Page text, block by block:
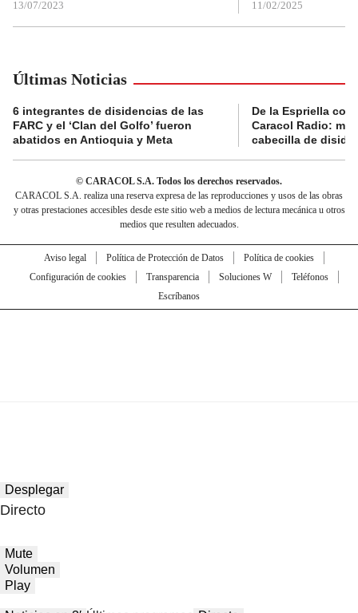
13/07/2023 11/02/2025
Últimas Noticias
6 integrantes de disidencias de las
FARC y el ‘Clan del Golfo’ fueron
abatidos en Antioquia y Meta
De la Espriella
Caracol Radio:
cabecilla de
© CARACOL S.A. Todos los derechos reservados.
CARACOL S.A. realiza una reserva expresa de las reproducciones y usos de las obras
y otras prestaciones accesibles desde este sitio web a medios de lectura mecánica u otros
medios que resulten adecuados.
Aviso legal Política de Protección de Datos
Política de cookies
Configuración de cookies
Transparencia Soluciones W
Teléfonos
Escríbanos
Desplegar
Directo
Mute
Volumen
Play